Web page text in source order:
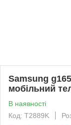
Samsung
мобільний
В наявності
Код: T2889K